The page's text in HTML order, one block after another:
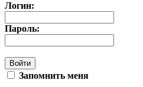
Логин:
Пароль:
Запомнить меня